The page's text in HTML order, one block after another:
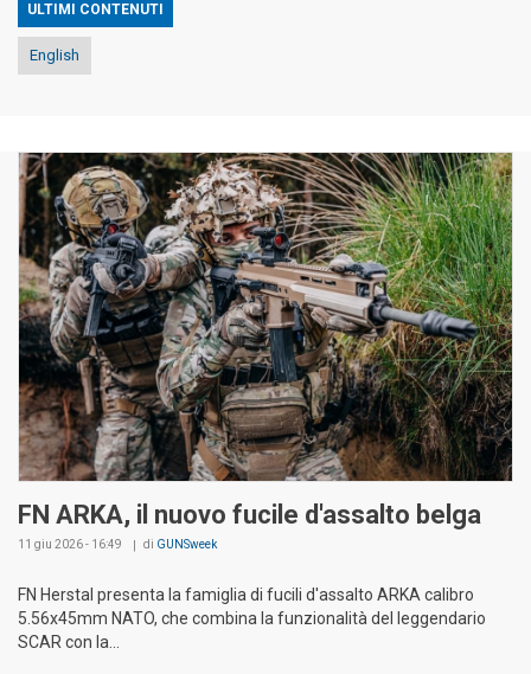
ULTIMI CONTENUTI
English
FN ARKA, il nuovo fucile d'assalto belga
11 giu 2026 - 16:49 di GUNSweek
FN Herstal presenta la famiglia di fucili d'assalto ARKA calibro
5.56x45mm NATO, che combina la funzionalità del leggendario
SCAR con la...